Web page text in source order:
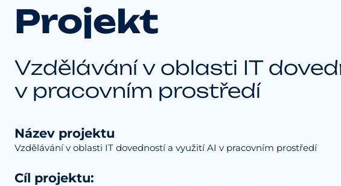
Projekt
Vzdělávání v oblasti IT
v pracovním prostředí
Název projektu
Vzdělávání v oblasti IT dovedností a využití AI v pracovním prostředí
Cíl projektu: